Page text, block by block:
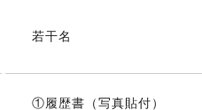
若干名
①履歴書（写真貼付）